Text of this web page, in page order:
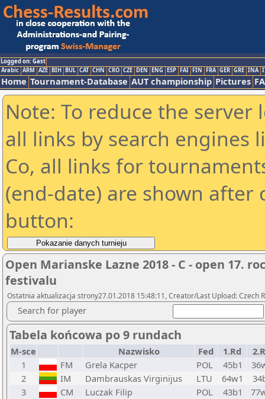
Logged on: Gast
Arabic ARM AZE BIH BUL CAT CHN CRO CZE DEN ENG ESP FAI FIN FRA GER GRE INA
Home Tournament-Database AUT championship Pictures
Note: To reduce the
all links by search engines
Co, all links for
(end-date) are shown
button:
Open Marianske Lazne 2018 - C - open 17.
festivalu
Ostatnia aktualizacja strony27.01.2018 15:48:11, Creator/Last Upload: Czech
Search for player
Tabela końcowa po 9 rundach
M-sce Nazwisko Fed 1.Rd
1
FM Grela Kacper POL 45b1
2
IM Dambrauskas Virginijus LTU 64w1
3
CM Luczak Filip POL 43b1